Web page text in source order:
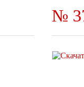
№